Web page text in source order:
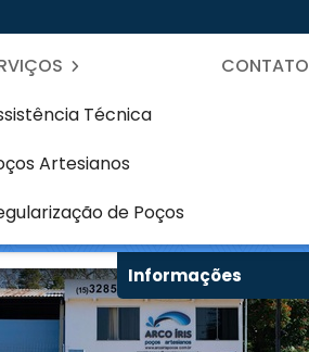
Técnica
Artesianos
de Poços
CONTATO
- Curitiba
Informações